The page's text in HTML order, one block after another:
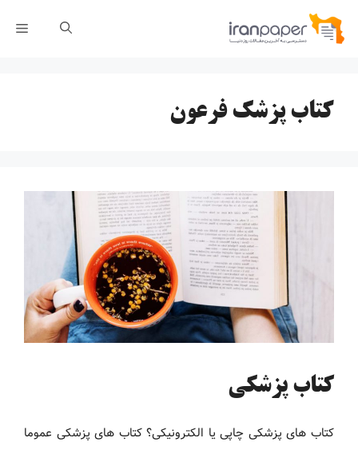
پرش
کتاب پزشک فرعون
کتاب پزشکی
کتاب های پزشکی چاپی یا الکترونیکی؟ کتاب های پزشکی عموما